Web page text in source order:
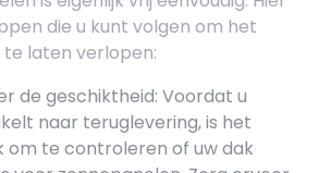
die u kunt volgen om het
laten verlopen:
de geschiktheid: Voordat u
naar teruglevering, is het
om te controleren of uw dak